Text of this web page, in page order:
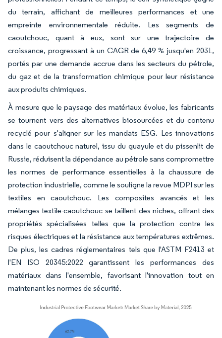
du terrain, affichant de meilleures performances et une
empreinte environnementale réduite. Les segments de
caoutchouc, quant à eux, sont sur une trajectoire de
croissance, progressant à un CAGR de 6,49 % jusqu'en 2031,
portés par une demande accrue dans les secteurs du pétrole,
du gaz et de la transformation chimique pour leur résistance
aux produits chimiques.
À mesure que le paysage des matériaux évolue, les fabricants
se tournent vers des alternatives biosourcées et du contenu
recyclé pour s'aligner sur les mandats ESG. Les innovations
dans le caoutchouc naturel, issu du guayule et du pissenlit de
Russie, réduisent la dépendance au pétrole sans compromettre
les normes de performance essentielles à la chaussure de
protection industrielle, comme le souligne la revue MDPI sur les
textiles en caoutchouc. Les composites avancés et les
mélanges textile-caoutchouc se taillent des niches, offrant des
propriétés spécialisées telles que la protection contre les
risques électriques et la résistance aux températures extrêmes.
De plus, les cadres réglementaires tels que l'ASTM F2413 et
l'EN ISO 20345:2022 garantissent les performances des
matériaux dans l'ensemble, favorisant l'innovation tout en
maintenant les normes de sécurité.